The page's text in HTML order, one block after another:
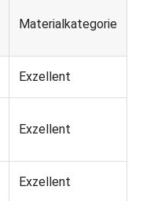
Materialkategorie
Exzellent
Exzellent
Exzellent